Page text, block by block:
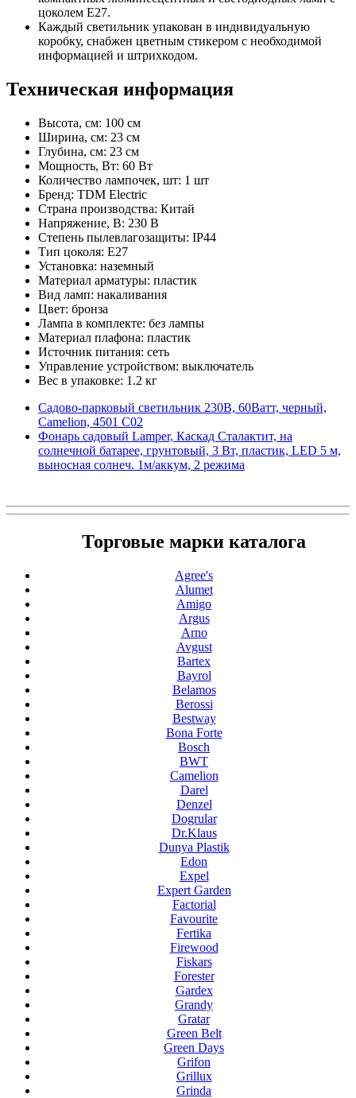
цоколем Е27.
Каждый светильник упакован в индивидуальную
коробку, снабжен цветным стикером с необходимой
информацией и штрихкодом.
Техническая информация
Высота, см: 100 см
Ширина, см: 23 см
Глубина, см: 23 см
Мощность, Вт: 60 Вт
Количество лампочек, шт: 1 шт
Бренд: TDM Electric
Страна производства: Китай
Напряжение, В: 230 В
Степень пылевлагозащиты: IP44
Тип цоколя: E27
Установка: наземный
Материал арматуры: пластик
Вид ламп: накаливания
Цвет: бронза
Лампа в комплекте: без лампы
Материал плафона: пластик
Источник питания: сеть
Управление устройством: выключатель
Вес в упаковке: 1.2 кг
Садово-парковый светильник 230В, 60Ватт, черный,
Camelion, 4501 С02
Фонарь садовый Lamper, Каскад Сталактит, на
солнечной батарее, грунтовый, 3 Вт, пластик, LED 5 м,
выносная солнеч. 1м/аккум, 2 режима
Торговые марки каталога
Agree's
Alumet
Amigo
Argus
Arno
Avgust
Bartex
Bayrol
Belamos
Berossi
Bestway
Bona Forte
Bosch
BWT
Camelion
Darel
Denzel
Dogrular
Dr.Klaus
Dunya Plastik
Edon
Expel
Expert Garden
Factorial
Favourite
Fertika
Firewood
Fiskars
Forester
Gardex
Grandy
Gratar
Green Belt
Green Days
Grifon
Grillux
Grinda